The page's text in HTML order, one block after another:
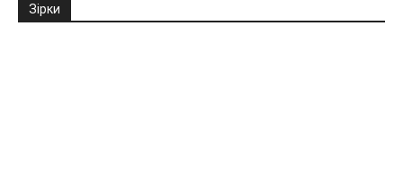
Зірки